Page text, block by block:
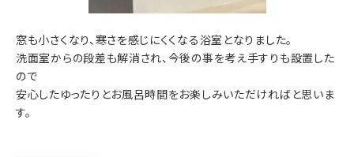
窓も小さくなり、寒さを感じにくくなる浴室となりました。
洗面室からの段差も解消され、今後の事を考え手すりも設置した
ので
安心したゆったりとお風呂時間をお楽しみいただければと思いま
す。